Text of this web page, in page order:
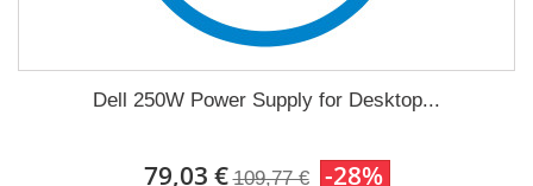
Dell 250W Power Supply for Desktop...
79,03 € 109,77 € -28%